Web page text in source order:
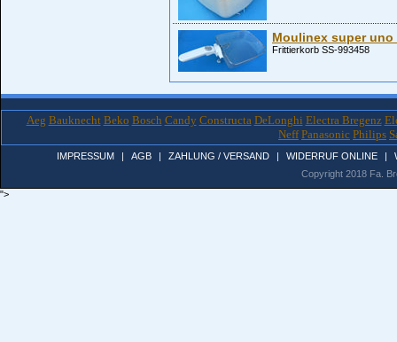
Moulinex super
Frittierkorb SS-993458
Aeg Bauknecht Beko Bosch Candy Constructa DeLonghi Electra Bregenz
Neff Panasonic Philips
IMPRESSUM | AGB | ZAHLUNG / VERSAND | WIDERRUF ONLINE |
Copyright 2018 Fa.
">